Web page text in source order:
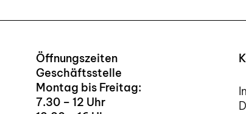
Öffnungszeiten
Geschäftsstelle
Montag bis Freitag:
7.30 – 12 Uhr